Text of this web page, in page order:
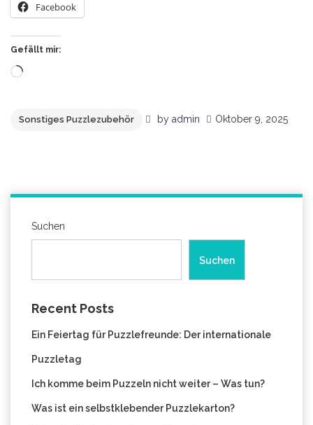
Facebook
Gefällt mir:
Wird
Sonstiges Puzzlezubehör by admin Oktober 9, 2025
Suchen
Suchen
Recent Posts
Ein Feiertag für Puzzlefreunde: Der internationale
Puzzletag
Ich komme beim Puzzeln nicht weiter – Was tun?
Was ist ein selbstklebender Puzzlekarton?